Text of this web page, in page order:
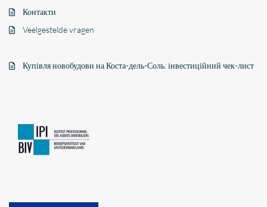
Контакти
Veelgestelde vragen
Купівля новобудови на Коста-дель-Соль: інвестиційний чек-лист